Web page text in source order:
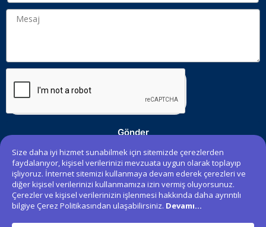
Gönder
Size daha iyi hizmet sunabilmek için sitemizde çerezlerden
faydalanıyor, kişisel verilerinizi mevzuata uygun olarak toplayıp
işliyoruz. İnternet sitemizi kullanmaya devam ederek çerezleri ve
diğer kişisel verilerinizi kullanmamıza izin vermiş oluyorsunuz.
Çerezler ve kişisel verilerinizin işlenmesi hakkında daha ayrıntılı
bilgiye Çerez Politikasından ulaşabilirsiniz. Devamı...
2023 © Tüm Hakları Saklıdır.